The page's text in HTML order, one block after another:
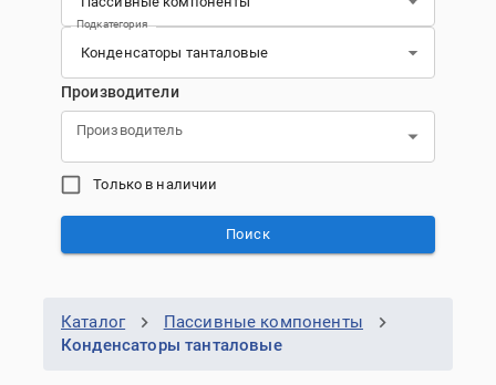
Подкатегория
Производители
Производитель
Только в наличии
Поиск
Каталог
Пассивные компоненты
Конденсаторы танталовые